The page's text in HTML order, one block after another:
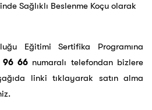
Sağlıklı Beslenme Koçu olarak
Eğitimi Sertifika Programına
66numaralı telefondan bizlere
linki tıklayarak satın alma